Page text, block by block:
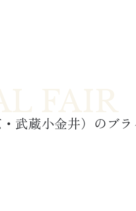
・武蔵小金井） のブ